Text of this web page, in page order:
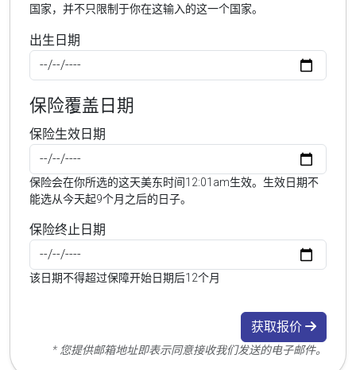
国家，并不只限制于你在这输入的这一个国家。
出生日期
保险覆盖日期
保险生效日期
保险会在你所选的这天美东时间12:01am生效。生效日期不
能选从今天起9个月之后的日子。
保险终止日期
该日期不得超过保障开始日期后12个月
获取报价
* 您提供邮箱地址即表示同意接收我们发送的电子邮件。